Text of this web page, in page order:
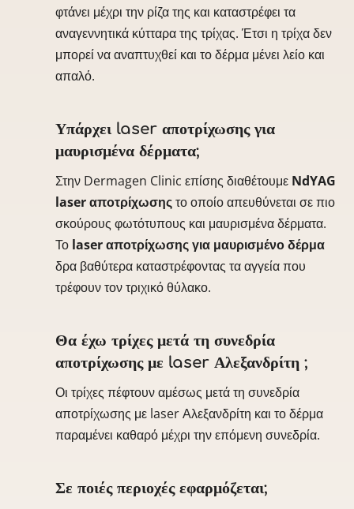
φτάνει μέχρι την ρίζα της και καταστρέφει τα
αναγεννητικά κύτταρα της τρίχας. Έτσι η τρίχα δεν
μπορεί να αναπτυχθεί και το δέρμα μένει λείο και
απαλό.
Υπάρχει laser αποτρίχωσης για
μαυρισμένα δέρματα;
Στην Dermagen Clinic επίσης διαθέτουμε NdYAG
laser αποτρίχωσηςτο οποίο απευθύνεται σε πιο
σκούρους φωτότυπους και μαυρισμένα δέρματα.
Το laser αποτρίχωσης για μαυρισμένο δέρμα
δρα βαθύτερα καταστρέφοντας τα αγγεία που
τρέφουν τον τριχικό θύλακο.
Θα έχω τρίχες μετά τη συνεδρία
αποτρίχωσης με laser Αλεξανδρίτη ;
Οι τρίχες πέφτουν αμέσως μετά τη συνεδρία
αποτρίχωσης με laser Αλεξανδρίτη και το δέρμα
παραμένει καθαρό μέχρι την επόμενη συνεδρία.
Σε ποιές περιοχές εφαρμόζεται;